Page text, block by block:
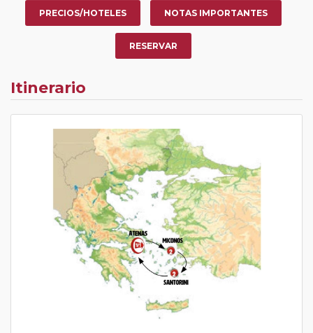
PRECIOS/HOTELES NOTAS IMPORTANTES
RESERVAR
Itinerario